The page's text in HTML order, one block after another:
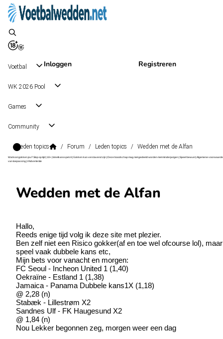
Inloggen Registreren
Voetbal
WK 2026 Pool
Games
Community
Leden topics / Forum / Leden topics / Wedden met de Alfan
Wat kost gokken jou? Stop op tijd | 18+ | loketkansspel.nl | Gokken kan verslavend zijn | Deze boodschap mag niet gedeeld worden met minderjarigen | Speel bewust | Algemene
van toepassing | #Advertentie
Wedden met de Alfan
Hallo,
Reeds enige tijd volg ik deze site met plezier.
Ben zelf niet een Risico gokker(af en toe wel ofcourse lol), maar
speel vaak dubbele kans etc,
Mijn bets voor vanacht en morgen:
FC Seoul - Incheon United 1 (1,40)
Oekraïne - Estland 1 (1,38)
Jamaica - Panama Dubbele kans1X (1,18)
@ 2,28 (n)
Stabæk - Lillestrøm X2
Sandnes Ulf - FK Haugesund X2
@ 1,84 (n)
Nou Lekker begonnen zeg, morgen weer een dag